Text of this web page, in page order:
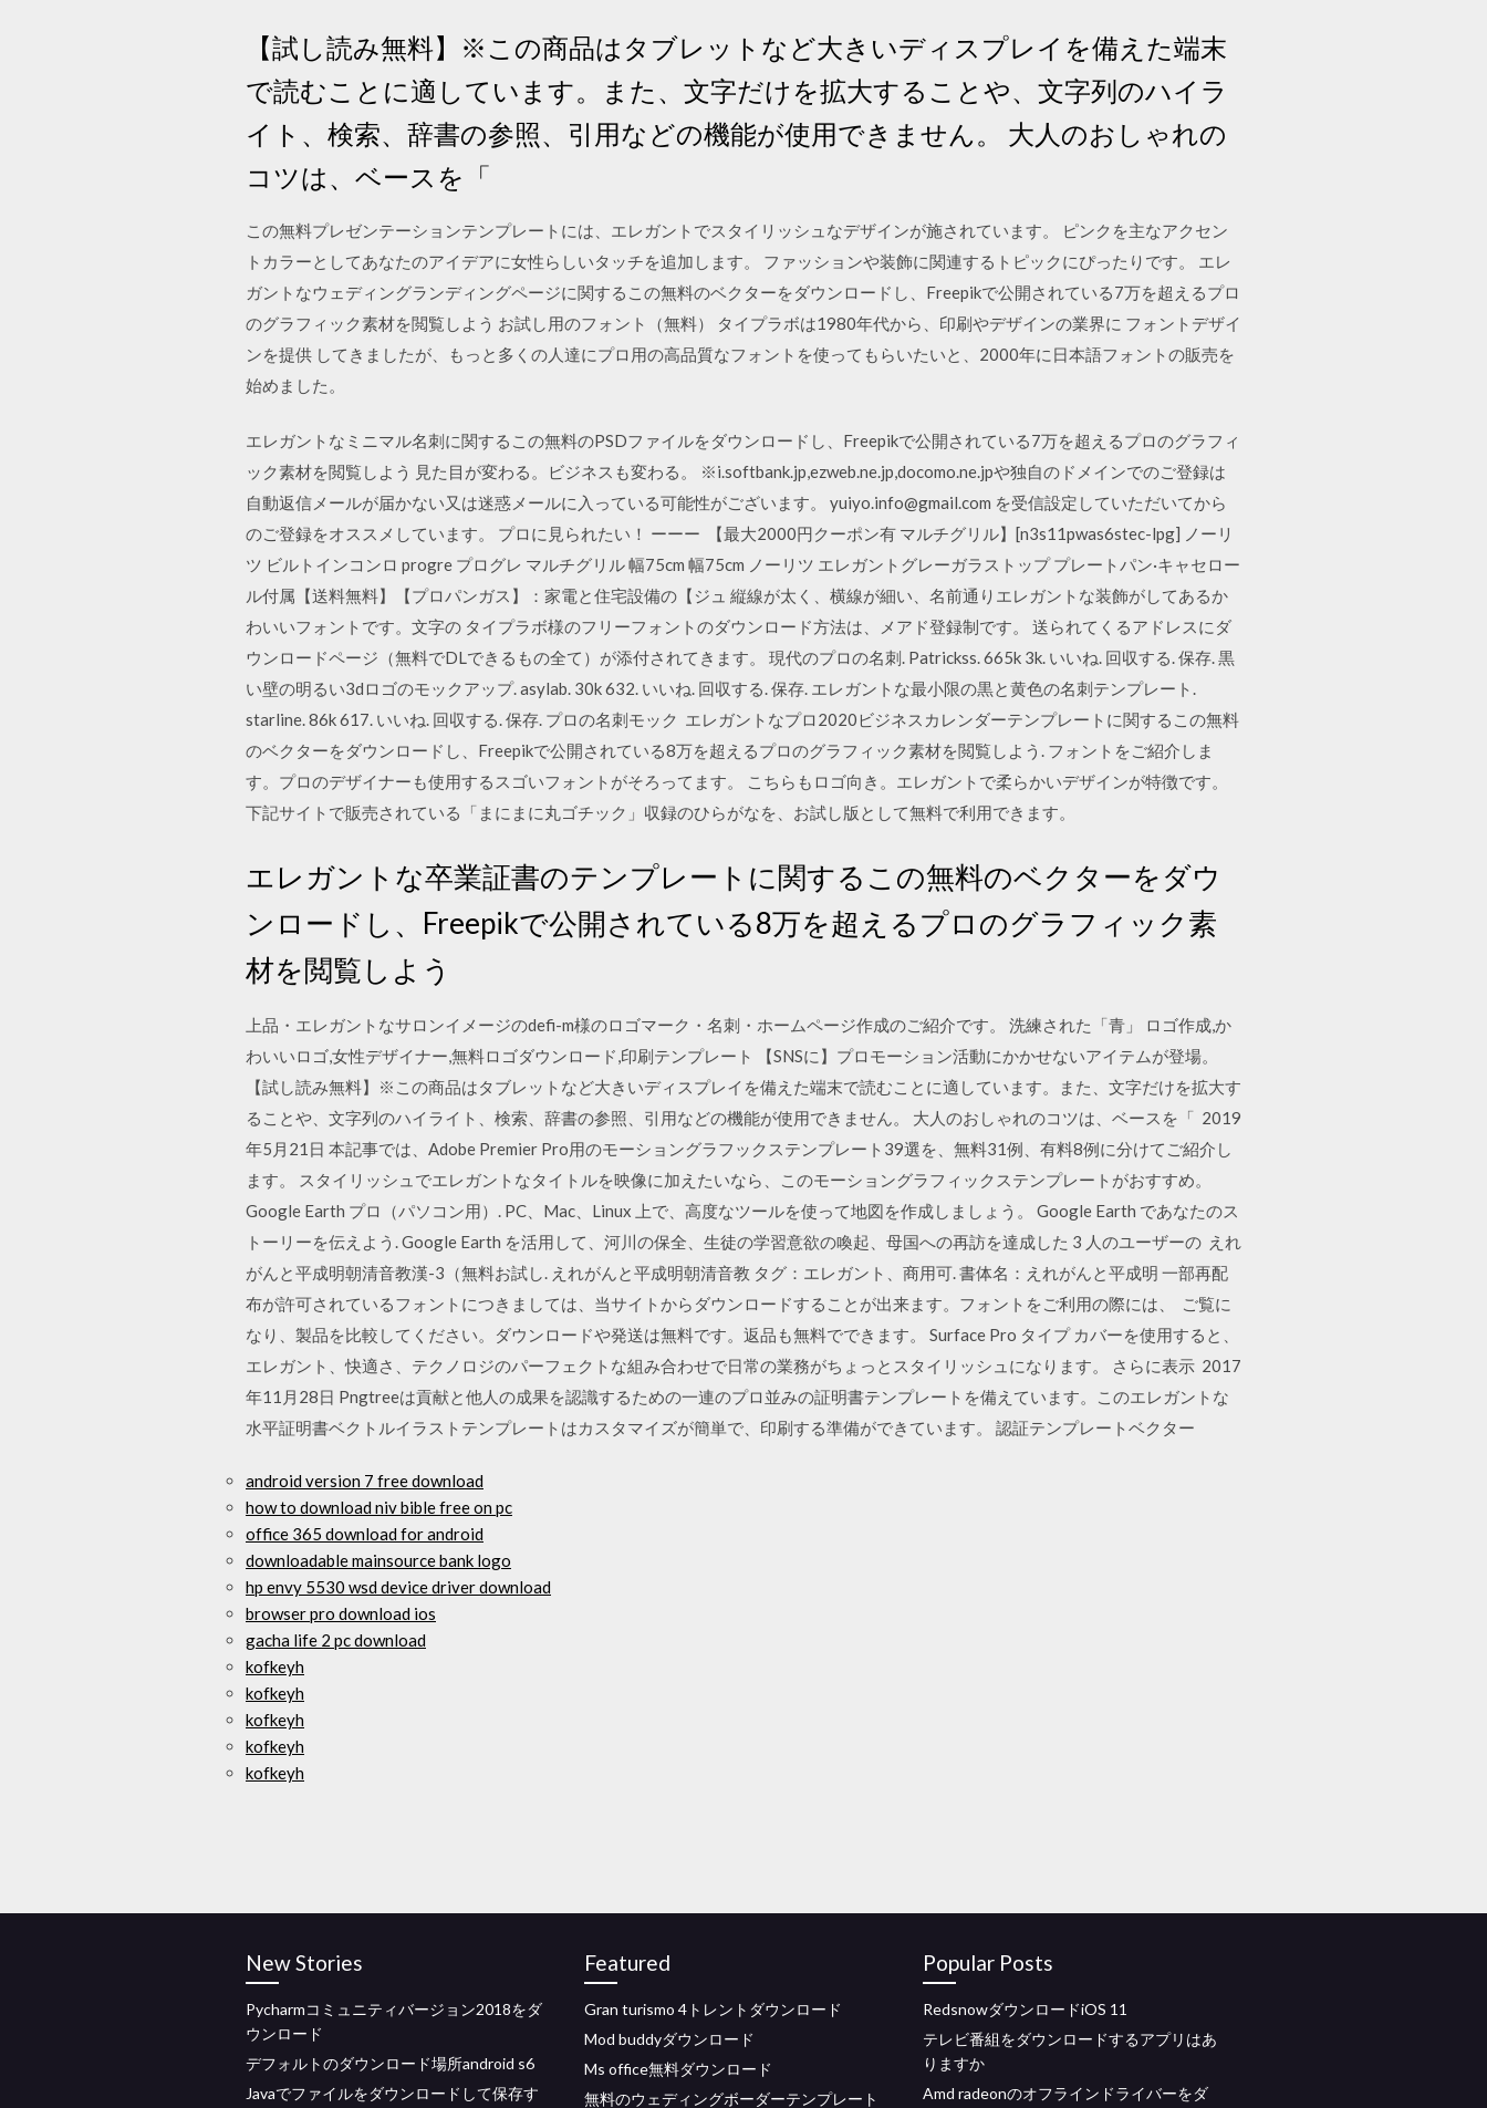
【試し読み無料】※この商品はタブレットなど大きいディスプレイを備えた端末
で読むことに適しています。また、文字だけを拡大することや、文字列のハイラ
イト、検索、辞書の参照、引用などの機能が使用できません。 大人のおしゃれの
コツは、ベースを「
この無料プレゼンテーションテンプレートには、エレガントでスタイリッシュなデザインが施されています。 ピンクを主なアクセン
トカラーとしてあなたのアイデアに女性らしいタッチを追加します。 ファッションや装飾に関連するトピックにぴったりです。 エレ
ガントなウェディングランディングページに関するこの無料のベクターをダウンロードし、Freepikで公開されている7万を超えるプロ
のグラフィック素材を閲覧しよう お試し用のフォント（無料） タイプラボは1980年代から、印刷やデザインの業界に フォントデザイ
ンを提供 してきましたが、もっと多くの人達にプロ用の高品質なフォントを使ってもらいたいと、2000年に日本語フォントの販売を
始めました。
エレガントなミニマル名刺に関するこの無料のPSDファイルをダウンロードし、Freepikで公開されている7万を超えるプロのグラフィ
ック素材を閲覧しよう 見た目が変わる。ビジネスも変わる。 ※i.softbank.jp,ezweb.ne.jp,docomo.ne.jpや独自のドメインでのご登録は
自動返信メールが届かない又は迷惑メールに入っている可能性がございます。 yuiyo.info@gmail.com を受信設定していただいてから
のご登録をオススメしています。 ️プロに見られたい！ ーーー ️ 【最大2000円クーポン有 マルチグリル】[n3s11pwas6stec-lpg] ノーリ
ツ ビルトインコンロ progre プログレ マルチグリル 幅75cm 幅75cm ノーリツ エレガントグレーガラストップ プレートパン·キャセロー
ル付属【送料無料】【プロパンガス】：家電と住宅設備の【ジュ 縦線が太く、横線が細い、名前通りエレガントな装飾がしてあるか
わいいフォントです。文字の タイプラボ様のフリーフォントのダウンロード方法は、メアド登録制です。 送られてくるアドレスにダ
ウンロードページ（無料でDLできるもの全て）が添付されてきます。 現代のプロの名刺. Patrickss. 665k 3k. いいね. 回収する. 保存. 黒
い壁の明るい3dロゴのモックアップ. asylab. 30k 632. いいね. 回収する. 保存. エレガントな最小限の黒と黄色の名刺テンプレート.
starline. 86k 617. いいね. 回収する. 保存. プロの名刺モック エレガントなプロ2020ビジネスカレンダーテンプレートに関するこの無料
のベクターをダウンロードし、Freepikで公開されている8万を超えるプロのグラフィック素材を閲覧しよう. フォントをご紹介しま
す。プロのデザイナーも使用するスゴいフォントがそろってます。 こちらもロゴ向き。エレガントで柔らかいデザインが特徴です。
下記サイトで販売されている「まにまに丸ゴチック」収録のひらがなを、お試し版として無料で利用できます。
エレガントな卒業証書のテンプレートに関するこの無料のベクターをダウ
ンロードし、Freepikで公開されている8万を超えるプロのグラフィック素
材を閲覧しよう
上品・エレガントなサロンイメージのdefi-m様のロゴマーク・名刺・ホームページ作成のご紹介です。 洗練された「青」 ロゴ作成,か
わいいロゴ,女性デザイナー,無料ロゴダウンロード,印刷テンプレート 【SNSに】プロモーション活動にかかせないアイテムが登場。
【試し読み無料】※この商品はタブレットなど大きいディスプレイを備えた端末で読むことに適しています。また、文字だけを拡大す
ることや、文字列のハイライト、検索、辞書の参照、引用などの機能が使用できません。 大人のおしゃれのコツは、ベースを「 2019
年5月21日 本記事では、Adobe Premier Pro用のモーショングラフックステンプレート39選を、無料31例、有料8例に分けてご紹介し
ます。 スタイリッシュでエレガントなタイトルを映像に加えたいなら、このモーショングラフィックステンプレートがおすすめ。
Google Earth プロ（パソコン用）. PC、Mac、Linux 上で、高度なツールを使って地図を作成しましょう。 Google Earth であなたのス
トーリーを伝えよう. Google Earth を活用して、河川の保全、生徒の学習意欲の喚起、母国への再訪を達成した 3 人のユーザーの えれ
がんと平成明朝清音教漢-3（無料お試し. えれがんと平成明朝清音教 タグ：エレガント、商用可. 書体名：えれがんと平成明 一部再配
布が許可されているフォントにつきましては、当サイトからダウンロードすることが出来ます。フォントをご利用の際には、 ご覧に
なり、製品を比較してください。ダウンロードや発送は無料です。返品も無料でできます。 Surface Pro タイプ カバーを使用すると、
エレガント、快適さ、テクノロジのパーフェクトな組み合わせで日常の業務がちょっとスタイリッシュになります。 さらに表示 2017
年11月28日 Pngtreeは貢献と他人の成果を認識するための一連のプロ並みの証明書テンプレートを備えています。このエレガントな
水平証明書ベクトルイラストテンプレートはカスタマイズが簡単で、印刷する準備ができています。 認証テンプレートベクター
android version 7 free download
how to download niv bible free on pc
office 365 download for android
downloadable mainsource bank logo
hp envy 5530 wsd device driver download
browser pro download ios
gacha life 2 pc download
kofkeyh
kofkeyh
kofkeyh
kofkeyh
kofkeyh
New Stories
Pycharmコミュニティバージョン2018をダ
ウンロード
デフォルトのダウンロード場所android s6
Javaでファイルをダウンロードして保存す
Featured
Gran turismo 4トレントダウンロード
Mod buddyダウンロード
Ms office無料ダウンロード
無料のウェディングボーダーテンプレート
Popular Posts
RedsnowダウンロードiOS 11
テレビ番組をダウンロードするアプリはあ
りますか
Amd radeonのオフラインドライバーをダ